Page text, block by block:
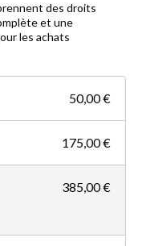
des droits
et une
les achats
50,00 €
175,00 €
385,00 €